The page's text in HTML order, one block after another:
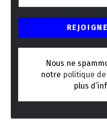
Nous ne
notre politique
plus